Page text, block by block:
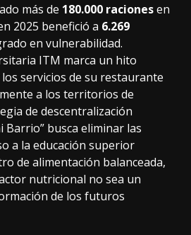
más de 180.000 racionesen
2025 benefició a 6.269
en vulnerabilidad.
ITM marca un hito
servicios de su restaurante
a los territorios de
de descentralización
Barrio” busca eliminar las
a la educación superior
de alimentación balanceada,
nutricional no sea un
de los futuros